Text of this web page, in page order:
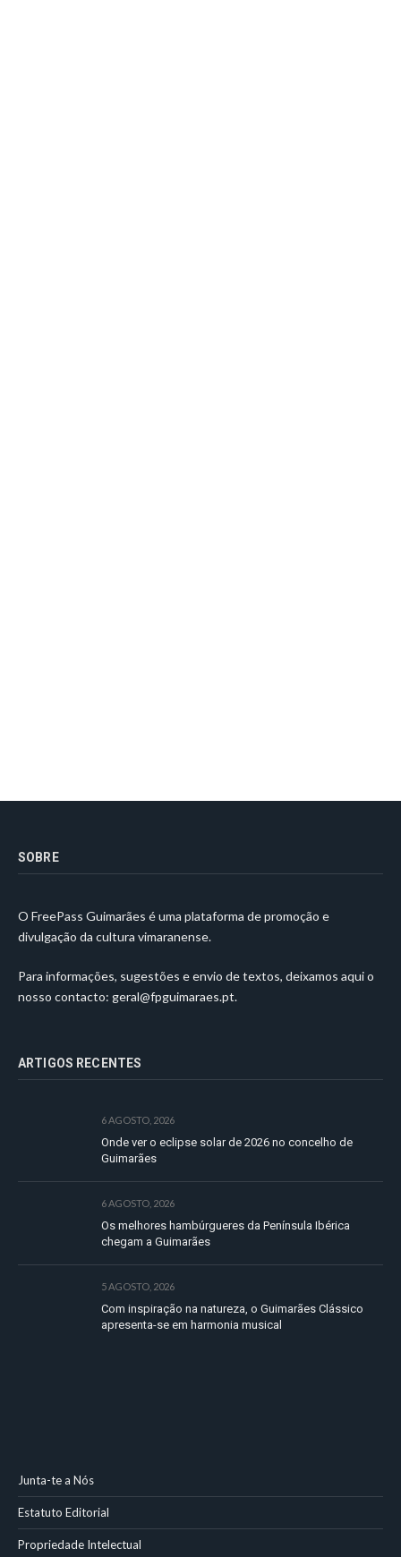
SOBRE
O FreePass Guimarães é uma plataforma de promoção e
divulgação da cultura vimaranense.
Para informações, sugestões e envio de textos, deixamos aqui o
nosso contacto: geral@fpguimaraes.pt.
ARTIGOS RECENTES
6 AGOSTO, 2026
Onde ver o eclipse solar de 2026 no concelho de
Guimarães
6 AGOSTO, 2026
Os melhores hambúrgueres da Península Ibérica
chegam a Guimarães
5 AGOSTO, 2026
Com inspiração na natureza, o Guimarães Clássico
apresenta-se em harmonia musical
Junta-te a Nós
Estatuto Editorial
Propriedade Intelectual